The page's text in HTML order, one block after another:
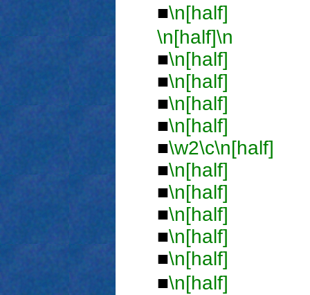
■\n[half]
\n[half]\n
■\n[half]
■\n[half]
■\n[half]
■\n[half]
■\w2\c\n[half]
■\n[half]
■\n[half]
■\n[half]
■\n[half]
■\n[half]
■\n[half]